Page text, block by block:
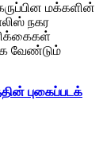
மக்களின்
நகர
வேண்டும்
புகைப்படக்